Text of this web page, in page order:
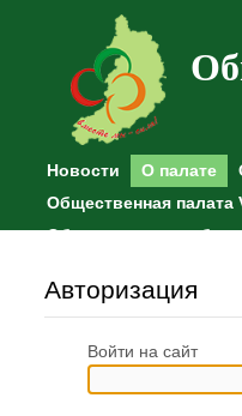
Новости О палате
Общественная палата
Общественные
Авторизация
Войти на сайт